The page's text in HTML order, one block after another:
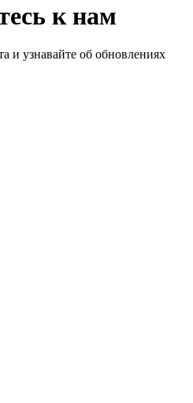
к нам
и узнавайте об обновлениях